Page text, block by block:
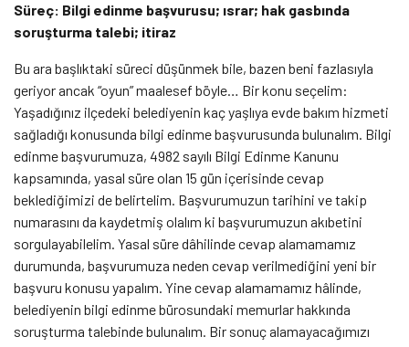
Süreç: Bilgi edinme başvurusu; ısrar; hak gasbında
soruşturma talebi; itiraz
Bu ara başlıktaki süreci düşünmek bile, bazen beni fazlasıyla
geriyor ancak “oyun” maalesef böyle… Bir konu seçelim:
Yaşadığınız ilçedeki belediyenin kaç yaşlıya evde bakım hizmeti
sağladığı konusunda bilgi edinme başvurusunda bulunalım. Bilgi
edinme başvurumuza, 4982 sayılı Bilgi Edinme Kanunu
kapsamında, yasal süre olan 15 gün içerisinde cevap
beklediğimizi de belirtelim. Başvurumuzun tarihini ve takip
numarasını da kaydetmiş olalım ki başvurumuzun akıbetini
sorgulayabilelim. Yasal süre dâhilinde cevap alamamamız
durumunda, başvurumuza neden cevap verilmediğini yeni bir
başvuru konusu yapalım. Yine cevap alamamamız hâlinde,
belediyenin bilgi edinme bürosundaki memurlar hakkında
soruşturma talebinde bulunalım. Bir sonuç alamayacağımızı